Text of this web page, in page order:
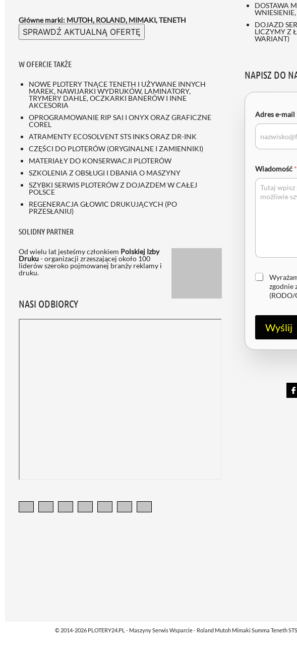
Główne marki: MUTOH, ROLAND, MIMAKI, TENETH
SPRAWDŹ AKTUALNĄ OFERTĘ
W OFERCIE TAKŻE
NOWE PLOTERY TNĄCE TENETH I UŻYWANE INNYCH
MAREK, NAWIJARKI WYDRUKÓW, LAMINATORY,
TRYMERY DAHLE, OCZKARKI BANERÓW I INNE
AKCESORIA
OPROGRAMOWANIE RIP SAI I ONYX ORAZ GRAFICZNE
COREL
ATRAMENTY ECOSOLVENT STS INKS ORAZ DR-INK
CZĘŚCI DO PLOTERÓW (ORYGINALNE I ZAMIENNIKI)
MATERIAŁY DO KONSERWACJI PLOTERÓW
SZKOLENIA Z OBSŁUGI I DBANIA O MASZYNY
SZYBKI SERWIS PLOTERÓW Z DOJAZDEM W CAŁEJ
POLSCE
REGENERACJA GŁOWIC DRUKUJĄCYCH (PO
PRZESŁANIU)
SOLIDNY PARTNER
Od wielu lat jesteśmy członkiem Polskiej Izby
Druku- organizacji zrzeszającej około 100
liderów szeroko pojmowanej branży reklamy i
druku.
NASI ODBIORCY
DOSTAWA
DOJAZD
LICZYMY Z
WARIANT)
NAPISZ DO
Adres e-mail
Wiadomość *
Z
D
zgodnie
(RODO/
Wyślij
© 2014-2026 PLOTERY24.PL - Maszyny Serwis Wsparcie - Roland Mutoh Mimaki Summa Teneth